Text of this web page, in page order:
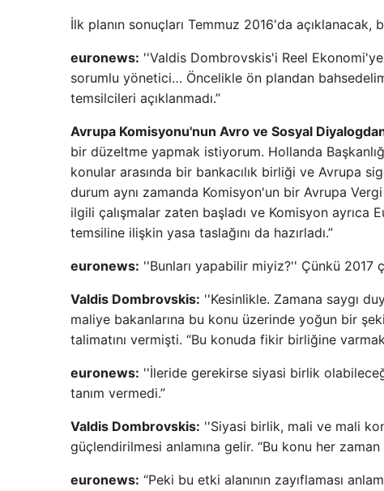
İlk planın sonuçları Temmuz 2016'da
euronews: ''Valdis Dombrovskis'i Reel
sorumlu yönetici… Öncelikle ön plandan
temsilcileri açıklanmadı.”
Avrupa Komisyonu'nun Avro ve Sosyal
bir düzeltme yapmak istiyorum. Hollanda
konular arasında bir bankacılık birliği ve Avrupa
durum aynı zamanda Komisyon'un bir Avrupa
ilgili çalışmalar zaten başladı ve Komisyon ayrıca
temsiline ilişkin yasa taslağını da hazırladı.”
euronews: ''Bunları yapabilir miyiz?'' Çünkü 2017
Valdis Dombrovskis: ''Kesinlikle. Zamana saygı
maliye bakanlarına bu konu üzerinde yoğun bir
talimatını vermişti. “Bu konuda fikir birliğine
euronews: ''İleride gerekirse siyasi birlik
tanım vermedi.”
Valdis Dombrovskis: ''Siyasi birlik, mali ve mali
güçlendirilmesi anlamına gelir. “Bu konu her
euronews: “Peki bu etki alanının zayıflaması